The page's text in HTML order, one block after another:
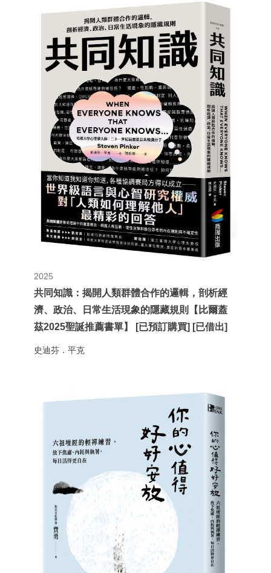
2025
共同知識：揭開人類群體合作的邏輯，剖析經
濟、政治、日常生活現象的隱藏規則【比爾蓋
茲2025聖誕推薦書單】 [已預訂購買] [已借出]
史迪芬．平克